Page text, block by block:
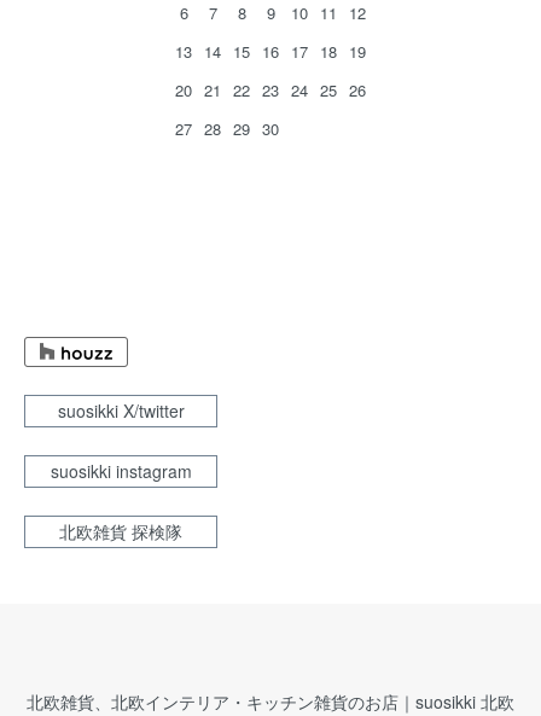
6
7 8 9 10 11
12
13 14 15 16 17 18 19
20 21 22 23 24 25 26
27 28 29 30
suosikki X/twitter
suosikki instagram
北欧雑貨 探検隊
北欧雑貨、北欧インテリア・キッチン雑貨のお店｜suosikki 北欧